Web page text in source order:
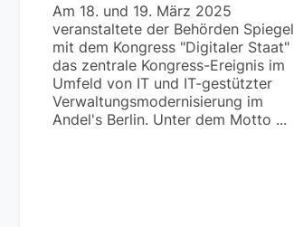
Am 18. und 19. März 2025
veranstaltete der Behörden Spiegel
mit dem Kongress "Digitaler Staat"
das zentrale Kongress-Ereignis im
Umfeld von IT und IT-gestützter
Verwaltungsmodernisierung im
Andel's Berlin. Unter dem Motto ...